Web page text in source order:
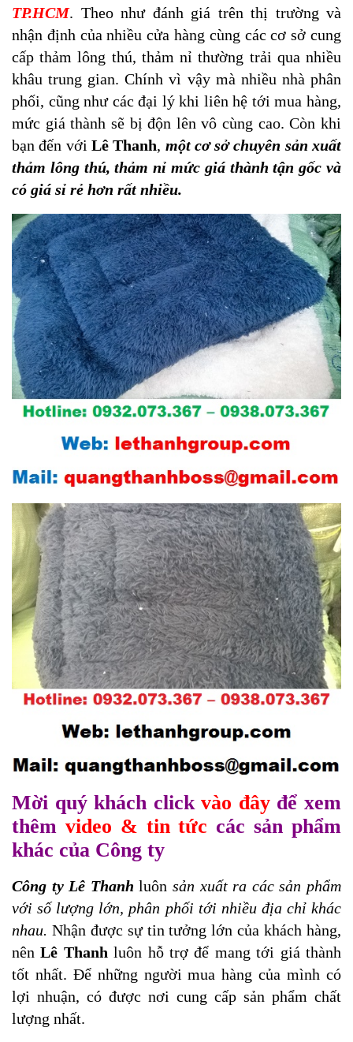
TP.HCM. Theo như đánh giá trên thị trường và
nhận định của nhiều cửa hàng cùng các cơ sở cung
cấp thảm lông thú, thảm nỉ thường trải qua nhiều
khâu trung gian. Chính vì vậy mà nhiều nhà phân
phối, cũng như các đại lý khi liên hệ tới mua hàng,
mức giá thành sẽ bị độn lên vô cùng cao. Còn khi
bạn đến với Lê Thanh, một cơ sở chuyên sản xuất
thảm lông thú, thảm nỉ mức giá thành tận gốc và
có giá sỉ rẻ hơn rất nhiều.
Mời quý khách clickvào đâyđể xem
thêm video & tin tức các sản phẩm
khác của Công ty
Công ty Lê Thanhluônsản xuất ra các sản phẩm
với số lượng lớn, phân phối tới nhiều địa chỉ khác
nhau. Nhận được sự tin tưởng lớn của khách hàng,
nênLê Thanh luôn hỗ trợ để mang tới giá thành
tốt nhất. Để những người mua hàng của mình có
lợi nhuận, có được nơi cung cấp sản phẩm chất
lượng nhất.